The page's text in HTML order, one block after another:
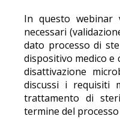
In questo webinar
necessari
dato processo di
dispositivo medico e
disattivazione
discussi i requisiti
trattamento di
termine del